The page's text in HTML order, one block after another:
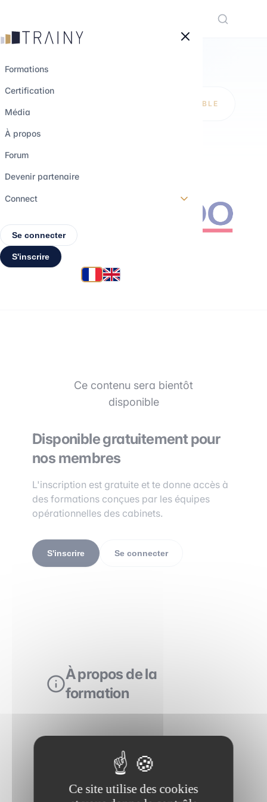
Formations
Certification
Média
À propos
Forum
Devenir partenaire
Connect
Se connecter
S'inscrire
INTRODUCTION AUX MISSIONS DE
CONSEIL OPÉRATIONNEL (DISPONIBLE
La structuration
conseil
Débutant
Ce contenu sera bientôt
disponible
Disponible gratuitement pour
nos membres
L'inscription est gratuite et te donne accès à
des formations conçues par les équipes
opérationnelles des cabinets.
S'inscrire Se connecter
À propos de la
formation
Ce site utilise des cookies